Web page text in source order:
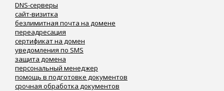
DNS-серверы
сайт-визитка
безлимитная почта на домене
переадресация
сертификат на домен
уведомления по SMS
защита домена
персональный менеджер
помощь в подготовке документов
срочная обработка документов